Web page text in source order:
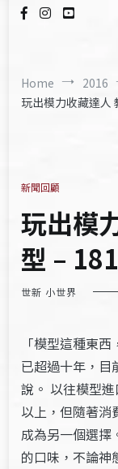
Home 2016
玩出模力收藏達人
新聞回顧
玩出模
型 –
世新 小世界
「模型這種東
已超過十年，目
說。 以往模型
以上，但隨著消
成為另一個選擇
的口味，不論神